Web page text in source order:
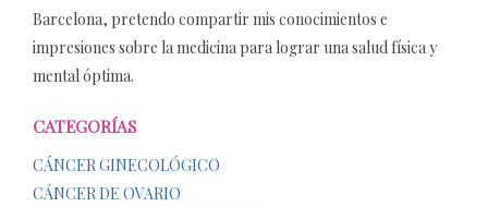
Barcelona, pretendo compartir mis conocimientos e
impresiones sobre la medicina para lograr una salud física y
mental óptima.
CATEGORÍAS
CÁNCER GINECOLÓGICO
CÁNCER DE OVARIO